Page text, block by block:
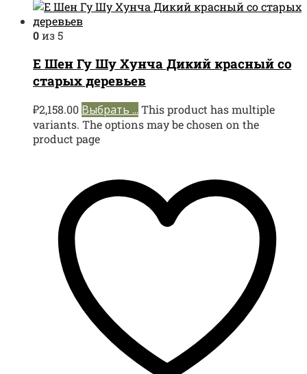
0из 5
Е Шен Гу Шу Хунча Дикий красный со
старых деревьев
₽2,158.00 Выбрать ... This product has multiple
variants. The options may be chosen on the
product page